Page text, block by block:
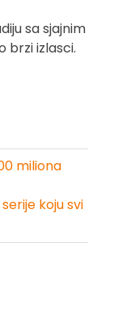
sa sjajnim
brzi izlasci.
miliona
koju svi